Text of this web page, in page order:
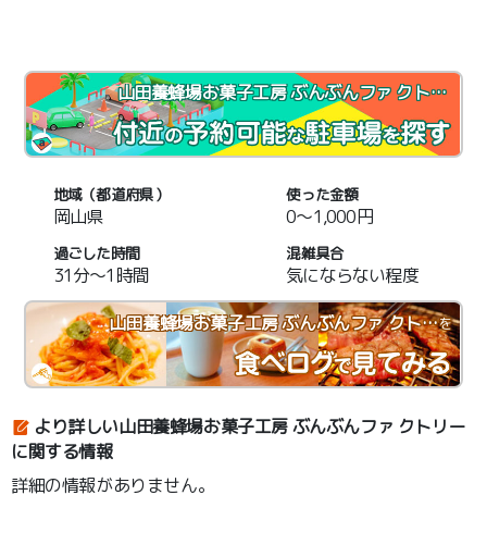
山田養蜂場お菓子工房 ぶんぶんファ クトリー
地域（都道府県）
岡山県
使った金額
0～1,000円
過ごした時間
31分～1時間
混雑具合
気にならない程度
山田養蜂場お菓子工房 ぶんぶんファ クトリーを
より詳しい山田養蜂場お菓子工房 ぶんぶんファ クトリー
に関する情報
詳細の情報がありません。